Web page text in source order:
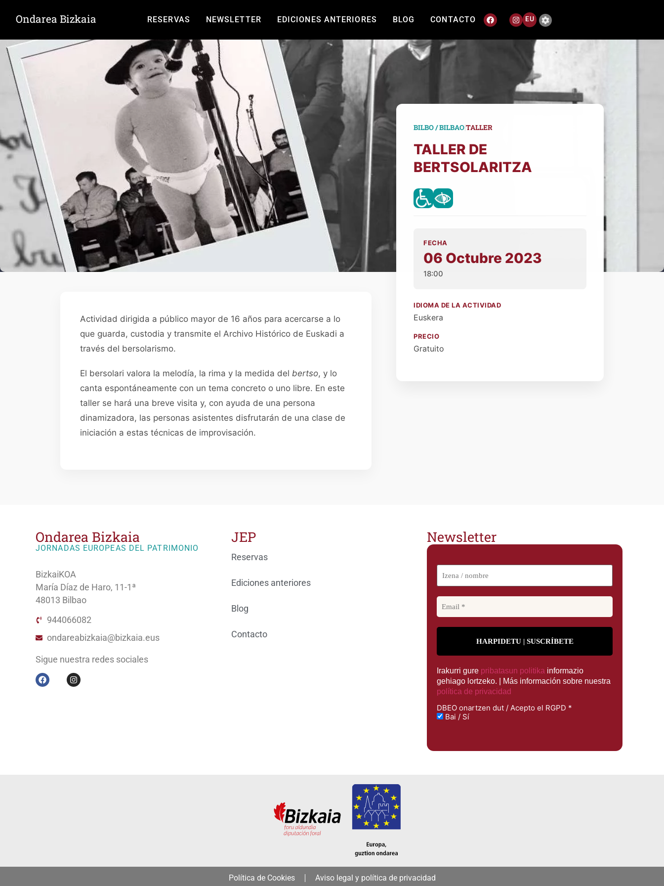
Ondarea Bizkaia RESERVAS NEWSLETTER EDICIONES ANTERIORES BLOG CONTACTO EU
Actividad dirigida a público mayor de 16 años para acercarse a lo
que guarda, custodia y transmite el Archivo Histórico de Euskadi a
través del bersolarismo.
El bersolari valora la melodía, la rima y la medida del bertso, y lo
canta espontáneamente con un tema concreto o uno libre. En este
taller se hará una breve visita y, con ayuda de una persona
dinamizadora, las personas asistentes disfrutarán de una clase de
iniciación a estas técnicas de improvisación.
BILBO / BILBAO|TALLER
TALLER DE
BERTSOLARITZA
FECHA
06 Octubre 2023
18:00
IDIOMA DE LA ACTIVIDAD
Euskera
PRECIO
Gratuito
Ondarea Bizkaia
JORNADAS EUROPEAS DEL PATRIMONIO
BizkaiKOA
María Díaz de Haro, 11-1ª
48013 Bilbao
944066082
ondareabizkaia@bizkaia.eus
Sigue nuestra redes sociales
JEP
Reservas
Ediciones anteriores
Blog
Contacto
Newsletter
Irakurri gure pribatasun politika informazio
gehiago lortzeko. | Más información sobre nuestra
política de privacidad
DBEO onartzen dut / Acepto el RGPD *
Bai / Sí
Política de Cookies Aviso legal y política de privacidad